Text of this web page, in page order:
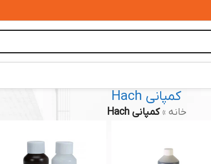
کمپانی Hach
خانه »کمپانی Hach